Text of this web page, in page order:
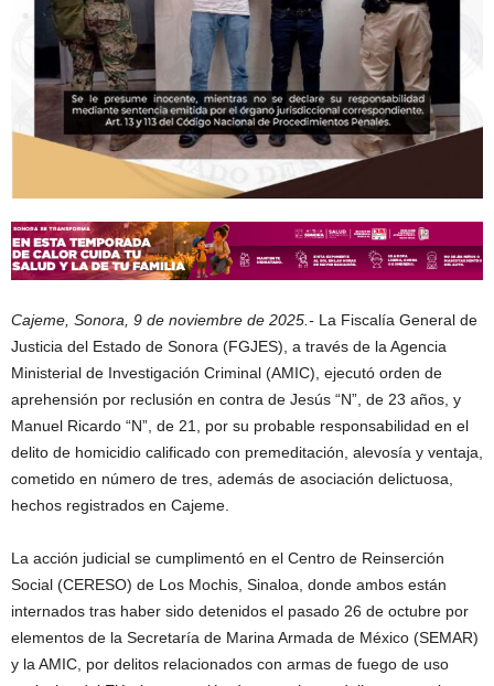
Cajeme, Sonora, 9 de noviembre de 2025.- La Fiscalía General de
Justicia del Estado de Sonora (FGJES), a través de la Agencia
Ministerial de Investigación Criminal (AMIC), ejecutó orden de
aprehensión por reclusión en contra de Jesús “N”, de 23 años, y
Manuel Ricardo “N”, de 21, por su probable responsabilidad en el
delito de homicidio calificado con premeditación, alevosía y ventaja,
cometido en número de tres, además de asociación delictuosa,
hechos registrados en Cajeme.
La acción judicial se cumplimentó en el Centro de Reinserción
Social (CERESO) de Los Mochis, Sinaloa, donde ambos están
internados tras haber sido detenidos el pasado 26 de octubre por
elementos de la Secretaría de Marina Armada de México (SEMAR)
y la AMIC, por delitos relacionados con armas de fuego de uso